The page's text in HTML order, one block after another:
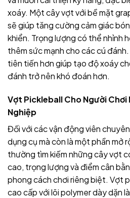
xoáy. Một cây vợt với bề mặt
sẽ giúp tăng cường cảm giác
khiển. Trọng lượng có thể nhỉnh
thêm sức mạnh cho các cú
tiên tiến hơn giúp tạo độ xoáy
đánh trở nên khó đoán hơn.
Vợt Pickleball Cho Người Chơi
Nghiệp
Đối với các vận động viên
dụng cụ mà còn là một phần mở
thường tìm kiếm những cây vợt
cao, trọng lượng và điểm cân
phong cách chơi riêng biệt. Vợt
cao cấp với lõi polymer dày dặn